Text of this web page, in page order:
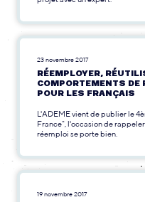
23 novembre 2017
RÉEMPLOYER,
COMPORTEMENTS DE
POUR LES FRANÇAIS
L'ADEME vient de publier le
France", l'occasion de
réemploi se porte bien.
19 novembre 2017